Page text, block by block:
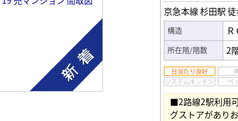
京急本線 杉田駅
構造 Ｒ
所在階/階数 2
■2路線2駅利用
グストアがあり